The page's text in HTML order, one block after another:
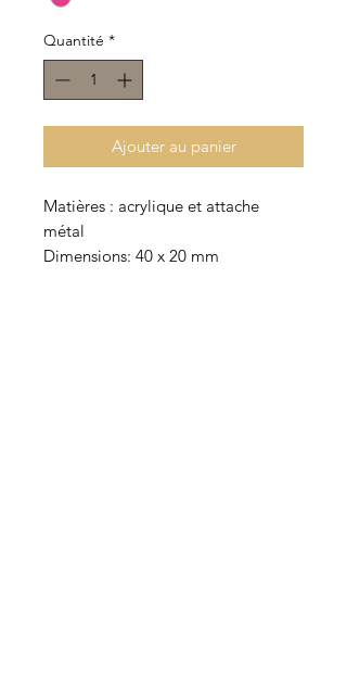
Quantité *
Ajouter au panier
Matières : acrylique et attache
métal
Dimensions: 40 x 20 mm